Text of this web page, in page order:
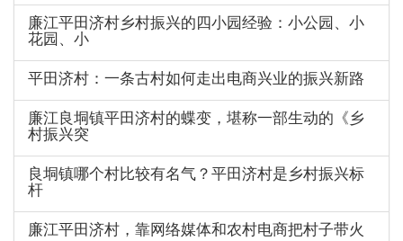
廉江平田济村乡村振兴的四小园经验：小公园、小
花园、小
平田济村：一条古村如何走出电商兴业的振兴新路
廉江良垌镇平田济村的蝶变，堪称一部生动的《乡
村振兴突
良垌镇哪个村比较有名气？平田济村是乡村振兴标
杆
廉江平田济村，靠网络媒体和农村电商把村子带火